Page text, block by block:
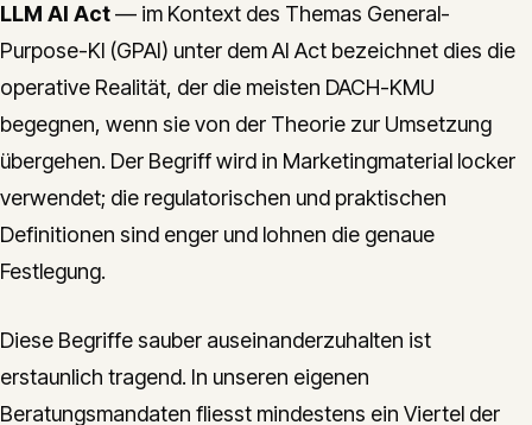
LLM AI Act— im Kontext des Themas General-
Purpose-KI (GPAI) unter dem AI Act bezeichnet dies die
operative Realität, der die meisten DACH-KMU
begegnen, wenn sie von der Theorie zur Umsetzung
übergehen. Der Begriff wird in Marketingmaterial locker
verwendet; die regulatorischen und praktischen
Definitionen sind enger und lohnen die genaue
Festlegung.
Diese Begriffe sauber auseinanderzuhalten ist
erstaunlich tragend. In unseren eigenen
Beratungsmandaten fliesst mindestens ein Viertel der